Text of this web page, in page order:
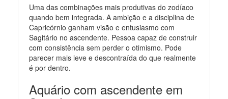
Uma das combinações mais produtivas do zodíaco
quando bem integrada. A ambição e a disciplina de
Capricórnio ganham visão e entusiasmo com
Sagitário no ascendente. Pessoa capaz de construir
com consistência sem perder o otimismo. Pode
parecer mais leve e descontraída do que realmente
é por dentro.
Aquário com ascendente em